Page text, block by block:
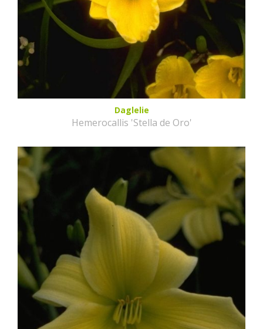
Daglelie
Hemerocallis 'Stella de Oro'